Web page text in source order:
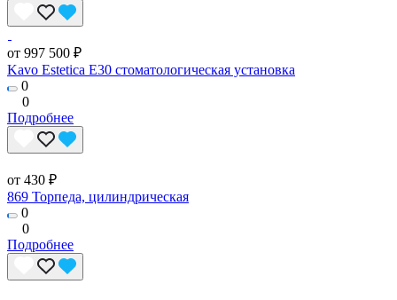
от 997 500 ₽
Kavo Estetica E30 стоматологическая установка
0
0
Подробнее
от 430 ₽
869 Торпеда, цилиндрическая
0
0
Подробнее